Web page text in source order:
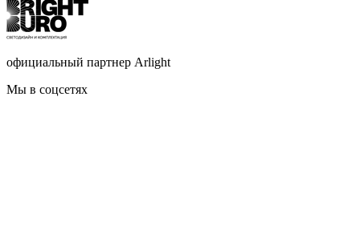
официальный партнер Arlight
Мы в соцсетях